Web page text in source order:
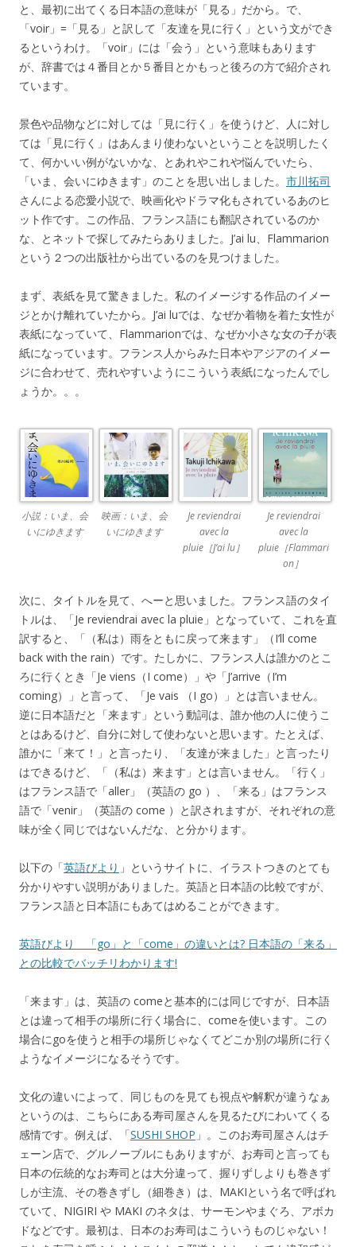
と、最初に出てくる日本語の意味が「見る」だから。で、
「voir」=「見る」と訳して「友達を見に行く」という文ができ
るというわけ。「voir」には「会う」という意味もあります
が、辞書では４番目とか５番目とかもっと後ろの方で紹介され
ています。
景色や品物などに対しては「見に行く」を使うけど、人に対し
ては「見に行く」はあんまり使わないということを説明したく
て、何かいい例がないかな、とあれやこれや悩んでいたら、
「いま、会いにゆきます」のことを思い出しました。 市川拓司
さんによる恋愛小説で、映画化やドラマ化もされているあのヒ
ット作です。この作品、フランス語にも翻訳されているのか
な、とネットで探してみたらありました。J’ai lu、Flammarion
という２つの出版社から出ているのを見つけました。
まず、表紙を見て驚きました。私のイメージする作品のイメー
ジとかけ離れていたから。J’ai luでは、なぜか着物を着た女性が
表紙になっていて、Flammarionでは、なぜか小さな女の子が表
紙になっています。フランス人からみた日本やアジアのイメー
ジに合わせて、売れやすいようにこういう表紙になったんでし
ょうか。。。
小説：いま、会
いにゆきます
映画：いま、会
いにゆきます
Je reviendrai
avec la
pluie［J’ai lu］
Je reviendrai
avec la
pluie［Flammari
on］
次に、タイトルを見て、へーと思いました。フランス語のタイ
トルは、「Je reviendrai avec la pluie」となっていて、これを直
訳すると、「（私は）雨をともに戻って来ます」（I’ll come
back with the rain）です。たしかに、フランス人は誰かのとこ
ろに行くとき「Je viens（I come）」や「J’arrive（I’m
coming）」と言って、「Je vais （I go）」とは言いません。
逆に日本語だと「来ます」という動詞は、誰か他の人に使うこ
とはあるけど、自分に対して使わないと思います。たとえば、
誰かに「来て！」と言ったり、「友達が来ました」と言ったり
はできるけど、「（私は）来ます」とは言いません。「行く」
はフランス語で「aller」（英語の go ）、「来る」はフランス
語で「venir」（英語の come ）と訳されますが、それぞれの意
味が全く同じではないんだな、と分かります。
以下の「英語びより 」というサイトに、イラストつきのとても
分かりやすい説明がありました。英語と日本語の比較ですが、
フランス語と日本語にもあてはめることができます。
英語びより 「go」と「come」の違いとは? 日本語の「来る」
との比較でバッチリわかります!
「来ます」は、英語の comeと基本的には同じですが、日本語
とは違って相手の場所に行く場合に、comeを使います。この
場合にgoを使うと相手の場所じゃなくてどこか別の場所に行く
ようなイメージになるそうです。
文化の違いによって、同じものを見ても視点や解釈が違うなぁ
というのは、こちらにある寿司屋さんを見るたびにわいてくる
感情です。例えば、「SUSHI SHOP 」。このお寿司屋さんはチ
ェーン店で、グルノーブルにもありますが、お寿司と言っても
日本の伝統的なお寿司とは大分違って、握りずしよりも巻きず
しが主流、その巻きずし（細巻き）は、MAKIという名で呼ばれ
ていて、NIGIRI や MAKI のネタは、サーモンやまぐろ、アボカ
ドなどです。最初は、日本のお寿司はこういうものじゃない！